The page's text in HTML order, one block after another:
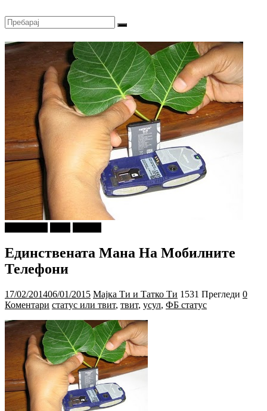
Единствената Мана На Мобилните
Телефони
17/02/201406/01/2015 Мајка Ти и Татко Ти 1531 Прегледи 0
Коментари статус или твит, твит, усул, ФБ статус